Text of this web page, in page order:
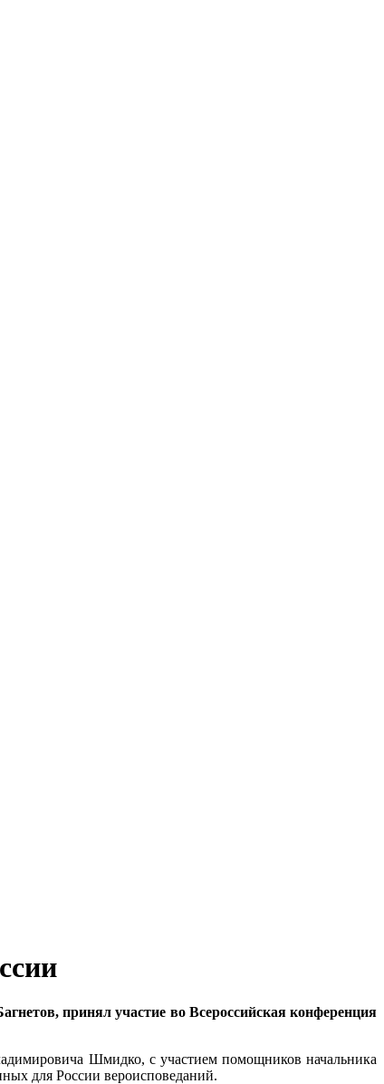
принял участие во Всероссийская конференция
Шмидко, с участием помощников начальника
для России вероисповеданий.